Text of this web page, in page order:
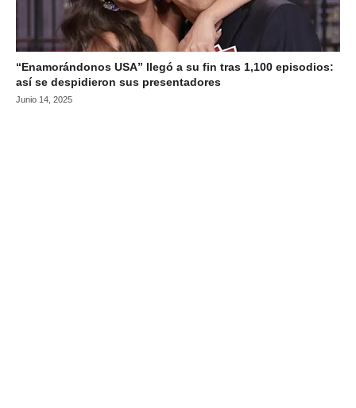
“Enamorándonos USA” llegó a su fin tras 1,100 episodios:
así se despidieron sus presentadores
Junio 14, 2025